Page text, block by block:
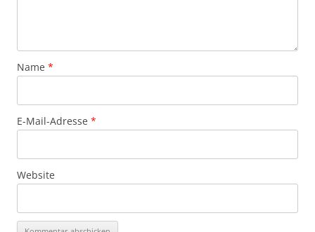
Name *
E-Mail-Adresse *
Website